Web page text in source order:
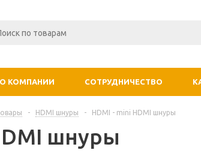
О КОМПАНИИ СОТРУДНИЧЕСТВО
- HDMI шнуры - HDMI - mini HDMI шнуры
шнуры